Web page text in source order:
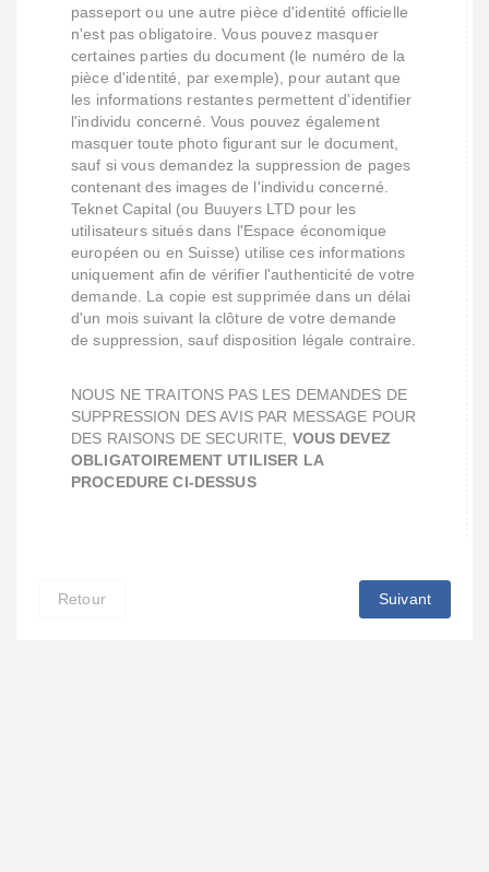
passeport ou une autre pièce d'identité officielle
n'est pas obligatoire. Vous pouvez masquer
certaines parties du document (le numéro de la
pièce d'identité, par exemple), pour autant que
les informations restantes permettent d'identifier
l'individu concerné. Vous pouvez également
masquer toute photo figurant sur le document,
sauf si vous demandez la suppression de pages
contenant des images de l'individu concerné.
Teknet Capital (ou Buuyers LTD pour les
utilisateurs situés dans l'Espace économique
européen ou en Suisse) utilise ces informations
uniquement afin de vérifier l'authenticité de votre
demande. La copie est supprimée dans un délai
d'un mois suivant la clôture de votre demande
de suppression, sauf disposition légale contraire.
NOUS NE TRAITONS PAS LES DEMANDES DE
SUPPRESSION DES AVIS PAR MESSAGE POUR
DES RAISONS DE SECURITE, VOUS DEVEZ
OBLIGATOIREMENT UTILISER LA
PROCEDURE CI-DESSUS
Suivant
Retour